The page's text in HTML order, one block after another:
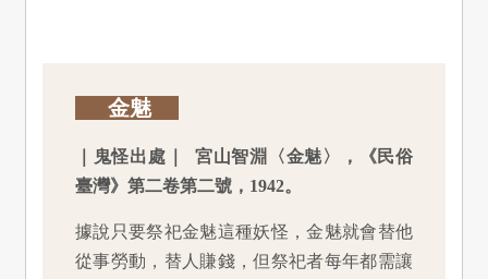
金魅
｜鬼怪出處｜ 宮山智淵〈金魅〉，《民俗
臺灣》第二卷第二號，1942。
據說只要祭祀金魅這種妖怪，金魅就會替他
從事勞動，替人賺錢，但祭祀者每年都需讓